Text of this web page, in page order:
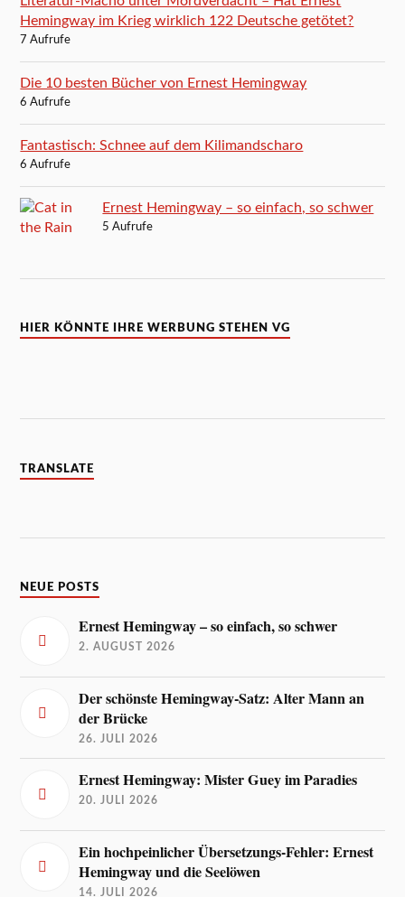
Hemingway im Krieg wirklich 122 Deutsche getötet?
7 Aufrufe
Die 10 besten Bücher von Ernest Hemingway
6 Aufrufe
Fantastisch: Schnee auf dem Kilimandscharo
6 Aufrufe
Ernest Hemingway – so einfach, so schwer
5 Aufrufe
HIER KÖNNTE IHRE WERBUNG STEHEN VG
TRANSLATE
NEUE POSTS
Ernest Hemingway – so einfach, so schwer
2. AUGUST 2026
Der schönste Hemingway-Satz: Alter Mann an
der Brücke
26. JULI 2026
Ernest Hemingway: Mister Guey im Paradies
20. JULI 2026
Ein hochpeinlicher Übersetzungs-Fehler: Ernest
Hemingway und die Seelöwen
14. JULI 2026